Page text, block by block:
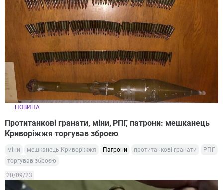
НОВИНА
Протитанкові гранати, міни, РПГ, патрони: мешканець
Криворіжжя торгував зброєю
міни мешканець Криворіжжя Патрони протитанкові гранати
РПГ
торгував зброєю
20/09/23